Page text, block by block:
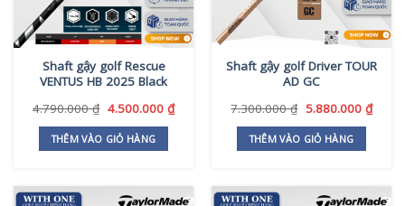
Shaft gậy golf Rescue
VENTUS HB 2025 Black
4.790.000₫ Giá
là:
4.790.000 ₫.
4.500.000 ₫Giá
THÊM VÀO GIỎ HÀNG
Shaft gậy golf Driver TOUR
AD GC
7.300.000₫ Giá
là:
7.300.000 ₫.
5.880.000 ₫Giá
THÊM VÀO GIỎ HÀNG